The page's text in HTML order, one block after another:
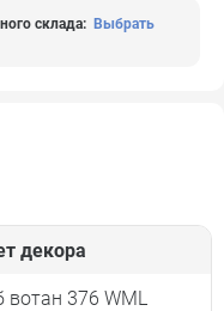
склада: Выбрать
декора
вотан 376 WML